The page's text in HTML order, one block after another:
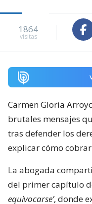
1864
visitas
Carmen Gloria
brutales mensajes
tras defender los
explicar cómo
La abogada
del primer capítulo
equivocarse’, donde